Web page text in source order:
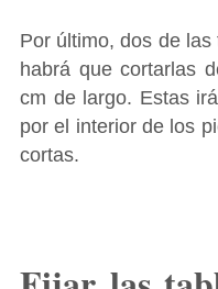
Por último, dos de
habrá que cortarlas
cm de largo. Estas
por el interior de los
cortas.